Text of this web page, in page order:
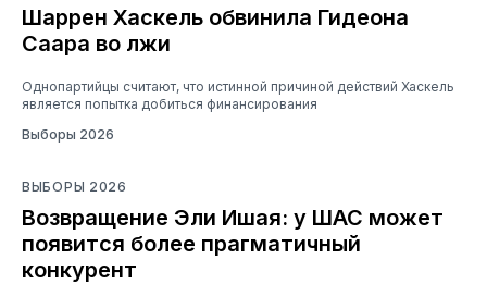
Шаррен Хаскель обвинила Гидеона
Саара во лжи
Однопартийцы считают, что истинной причиной действий Хаскель
является попытка добиться финансирования
Выборы 2026
ВЫБОРЫ 2026
Возвращение Эли Ишая: у ШАС может
появится более прагматичный
конкурент